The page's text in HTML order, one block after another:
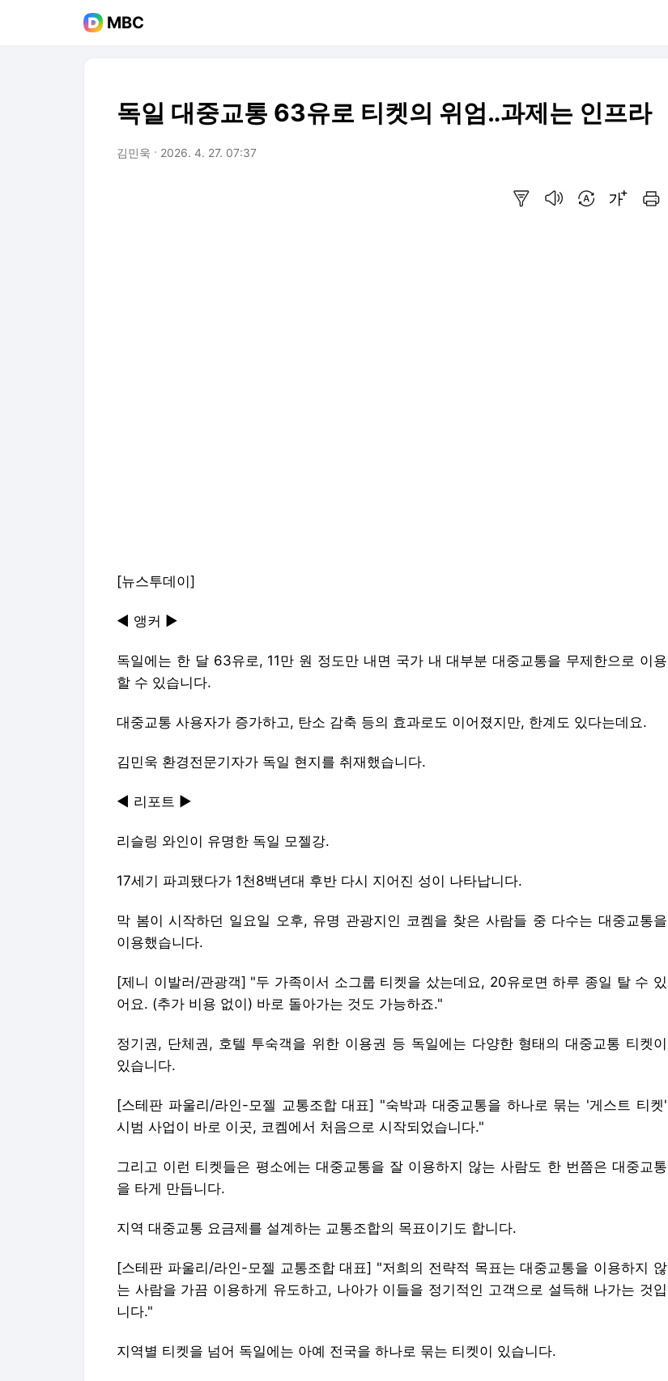
MBC
독일 대중교통 63유로 티켓의 위엄‥과제는 인프라
김민욱 2026. 4. 27. 07:37
[뉴스투데이]
◀ 앵커 ▶
독일에는 한 달 63유로, 11만 원 정도만 내면 국가 내 대부분 대중교통을 무제한으로 이용
할 수 있습니다.
대중교통 사용자가 증가하고, 탄소 감축 등의 효과로도 이어졌지만, 한계도 있다는데요.
김민욱 환경전문기자가 독일 현지를 취재했습니다.
◀ 리포트 ▶
리슬링 와인이 유명한 독일 모젤강.
17세기 파괴됐다가 1천8백년대 후반 다시 지어진 성이 나타납니다.
막 봄이 시작하던 일요일 오후, 유명 관광지인 코켐을 찾은 사람들 중 다수는 대중교통을
이용했습니다.
[제니 이발러/관광객] "두 가족이서 소그룹 티켓을 샀는데요, 20유로면 하루 종일 탈 수 있
어요. (추가 비용 없이) 바로 돌아가는 것도 가능하죠."
정기권, 단체권, 호텔 투숙객을 위한 이용권 등 독일에는 다양한 형태의 대중교통 티켓이
있습니다.
[스테판 파울리/라인-모젤 교통조합 대표] "숙박과 대중교통을 하나로 묶는 '게스트 티켓'
시범 사업이 바로 이곳, 코켐에서 처음으로 시작되었습니다."
그리고 이런 티켓들은 평소에는 대중교통을 잘 이용하지 않는 사람도 한 번쯤은 대중교통
을 타게 만듭니다.
지역 대중교통 요금제를 설계하는 교통조합의 목표이기도 합니다.
[스테판 파울리/라인-모젤 교통조합 대표] "저희의 전략적 목표는 대중교통을 이용하지 않
는 사람을 가끔 이용하게 유도하고, 나아가 이들을 정기적인 고객으로 설득해 나가는 것입
니다."
지역별 티켓을 넘어 독일에는 아예 전국을 하나로 묶는 티켓이 있습니다.